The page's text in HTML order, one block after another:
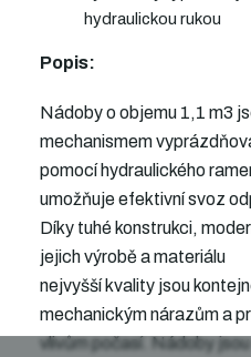
hydraulickou rukou
Popis:
Nádoby o objemu 1,1 m3
mechanismem
pomocí hydraulického
umožňuje efektivní svoz
Díky tuhé konstrukci,
jejich výrobě a materiálu
nejvyšší kvality jsou
mechanickým nárazům a
vlivům počasí. Nádoby